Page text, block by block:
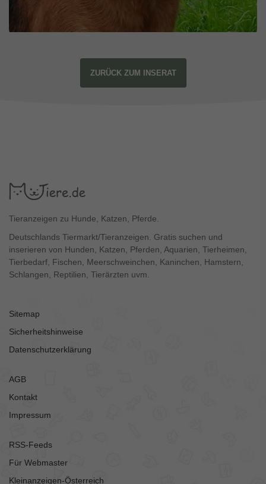
ZURÜCK ZUM INSERAT
Tieranzeigen zu Hunde, Katzen, Pferde.
Deutschlands Tiermarkt/Tieranzeigen. Gratis suchen und
inserieren von Hunden, Katzen, Pferden, Aquarien, Tierheimen,
Tierbedarf, Fischen, Meerschweinchen, Kaninchen, Hamstern,
Schlangen, Reptilien, Tierärzten uvm.
Sitemap
Sicherheitshinweise
Datenschutzerklärung
AGB
Kontakt
Impressum
RSS-Feeds
Für Webmaster
Kleinanzeigen-Österreich